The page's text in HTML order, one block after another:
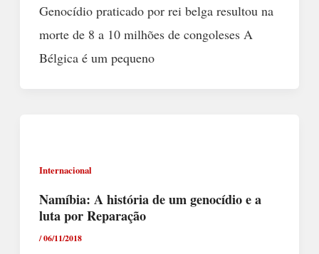
Genocídio praticado por rei belga resultou na
morte de 8 a 10 milhões de congoleses A
Bélgica é um pequeno
Internacional
Namíbia: A história de um genocídio e a
luta por Reparação
/06/11/2018